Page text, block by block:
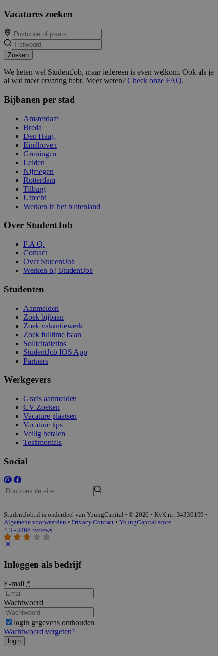
Vacatures zoeken
Zoeken
We heten wel StudentJob, maar iedereen is even welkom. Ook als je
al wat meer ervaring hebt. Meer weten? Check onze FAQ.
Bijbanen per stad
Amsterdam
Breda
Den Haag
Eindhoven
Groningen
Leiden
Nijmegen
Rotterdam
Tilburg
Utrecht
Werken in het buitenland
Over StudentJob
F.A.Q.
Contact
Over StudentJob
Werken bij StudentJob
Studenten
Aanmelden
Zoek bijbaan
Zoek vakantiewerk
Zoek fulltime baan
Sollicitatietips
StudentJob IOS App
Partners
Werkgevers
Gratis aanmelden
CV Zoeken
Vacature plaatsen
Vacature tips
Veilig betalen
Testimonials
Social
StudentJob.nl is onderdeel van YoungCapital • © 2026 • KvK nr: 34330199 •
Algemene voorwaarden • Privacy Contact • YoungCapital score
4.3 - 3366 reviews
Inloggen als bedrijf
E-mail *
Wachtwoord
login gegevens onthouden
Wachtwoord vergeten?
login